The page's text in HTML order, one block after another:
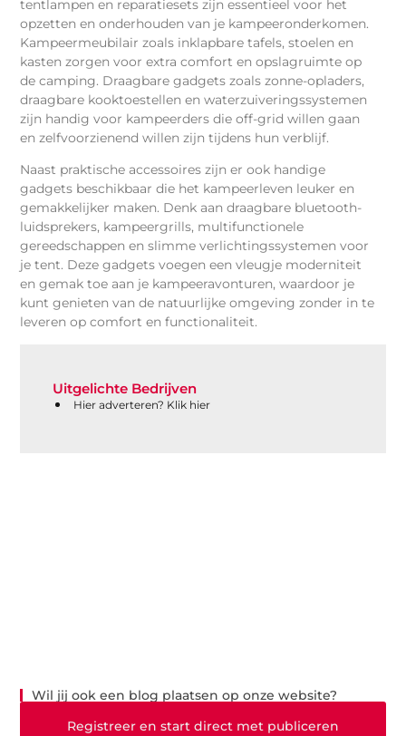
tentlampen en reparatiesets zijn essentieel voor het
opzetten en onderhouden van je kampeeronderkomen.
Kampeermeubilair zoals inklapbare tafels, stoelen en
kasten zorgen voor extra comfort en opslagruimte op
de camping. Draagbare gadgets zoals zonne-opladers,
draagbare kooktoestellen en waterzuiveringssystemen
zijn handig voor kampeerders die off-grid willen gaan
en zelfvoorzienend willen zijn tijdens hun verblijf.
Naast praktische accessoires zijn er ook handige
gadgets beschikbaar die het kampeerleven leuker en
gemakkelijker maken. Denk aan draagbare bluetooth-
luidsprekers, kampeergrills, multifunctionele
gereedschappen en slimme verlichtingssystemen voor
je tent. Deze gadgets voegen een vleugje moderniteit
en gemak toe aan je kampeeravonturen, waardoor je
kunt genieten van de natuurlijke omgeving zonder in te
leveren op comfort en functionaliteit.
Uitgelichte Bedrijven
Hier adverteren? Klik hier
Wil jij ook een blog plaatsen op onze website?
Registreer en start direct met publiceren